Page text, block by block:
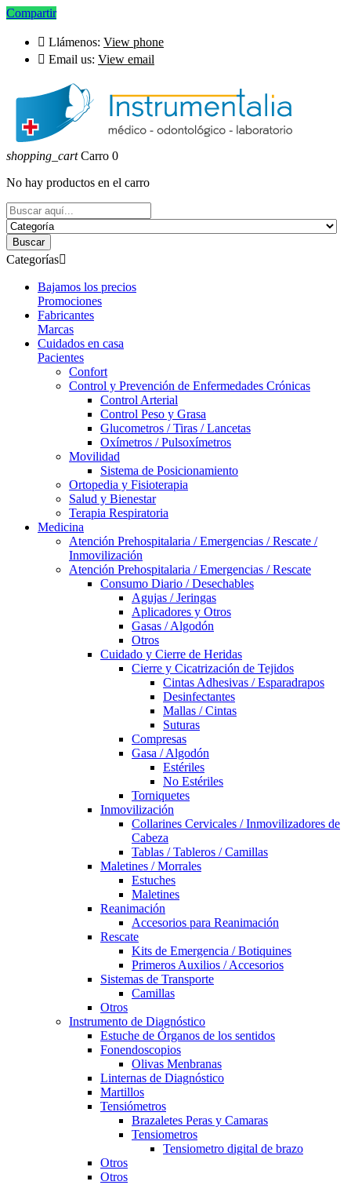
Compartir
 Llámenos: View phone
 Email us: View email
shopping_cart Carro 0
No hay productos en el carro
Buscar
Categorías
Bajamos los precios
Promociones
Fabricantes
Marcas
Cuidados en casa
Pacientes
Confort
Control y Prevención de Enfermedades Crónicas
Control Arterial
Control Peso y Grasa
Glucometros / Tiras / Lancetas
Oxímetros / Pulsoxímetros
Movilidad
Sistema de Posicionamiento
Ortopedia y Fisioterapia
Salud y Bienestar
Terapia Respiratoria
Medicina
Atención Prehospitalaria / Emergencias / Rescate /
Inmovilización
Atención Prehospitalaria / Emergencias / Rescate
Consumo Diario / Desechables
Agujas / Jeringas
Aplicadores y Otros
Gasas / Algodón
Otros
Cuidado y Cierre de Heridas
Cierre y Cicatrización de Tejidos
Cintas Adhesivas / Esparadrapos
Desinfectantes
Mallas / Cintas
Suturas
Compresas
Gasa / Algodón
Estériles
No Estériles
Torniquetes
Inmovilización
Collarines Cervicales / Inmovilizadores de
Cabeza
Tablas / Tableros / Camillas
Maletines / Morrales
Estuches
Maletines
Reanimación
Accesorios para Reanimación
Rescate
Kits de Emergencia / Botiquines
Primeros Auxilios / Accesorios
Sistemas de Transporte
Camillas
Otros
Instrumento de Diagnóstico
Estuche de Órganos de los sentidos
Fonendoscopios
Olivas Menbranas
Linternas de Diagnóstico
Martillos
Tensiómetros
Brazaletes Peras y Camaras
Tensiometros
Tensiometro digital de brazo
Otros
Otros